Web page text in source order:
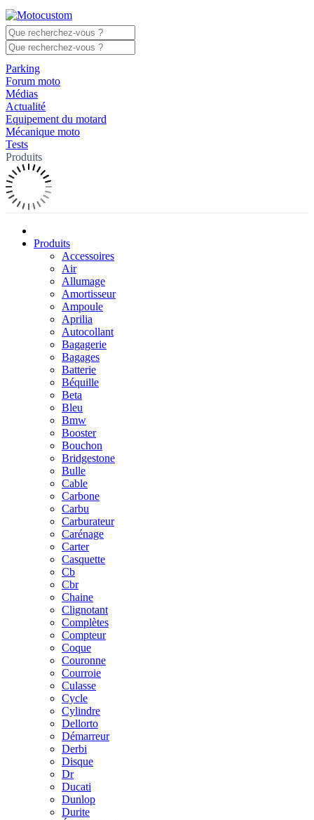
Parking
Forum moto
Médias
Actualité
Equipement du motard
Mécanique moto
Tests
Produits
Produits
Accessoires
Air
Allumage
Amortisseur
Ampoule
Aprilia
Autocollant
Bagagerie
Bagages
Batterie
Béquille
Beta
Bleu
Bmw
Booster
Bouchon
Bridgestone
Bulle
Cable
Carbone
Carbu
Carburateur
Carénage
Carter
Casquette
Cb
Cbr
Chaine
Clignotant
Complètes
Compteur
Coque
Couronne
Courroie
Culasse
Cycle
Cylindre
Dellorto
Démarreur
Derbi
Disque
Dr
Ducati
Dunlop
Durite